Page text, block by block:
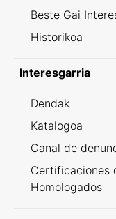
Beste Gai
Historikoa
Interesgarria
Dendak
Katalogoa
Canal de
Certificaciones
Homologados